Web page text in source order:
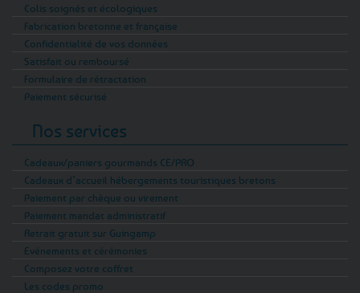
Colis soignés et écologiques
Fabrication bretonne et française
Confidentialité de vos données
Satisfait ou remboursé
Formulaire de rétractation
Paiement sécurisé
Nos services
Cadeaux/paniers gourmands CE/PRO
Cadeaux d’accueil hébergements touristiques bretons
Paiement par chèque ou virement
Paiement mandat administratif
Retrait gratuit sur Guingamp
Evénements et cérémonies
Composez votre coffret
Les codes promo